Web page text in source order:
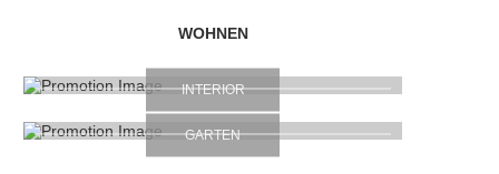
WOHNEN
INTERIOR
GARTEN